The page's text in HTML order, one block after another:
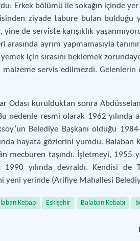
Erkek bölümü ile sokağın içinde yer
ziyade tabure bulan
yine de serviste karışıklık
ayrım yapmamasıyla
için sırasını beklemek
malzeme servis edilmezdi. Gelenlerin
Odası kurulduktan sonra
nedenle resmi olarak 1962 yılında
Belediye Başkanı olduğu
hayata gözlerini yumdu. Balaban
mecburen taşındı. İşletmeyi, 1955
1990 yılında devraldı. Kendisi de
yeni yerinde (Arifiye Mahallesi
Kebap Eskişehir Balaban Kebabı